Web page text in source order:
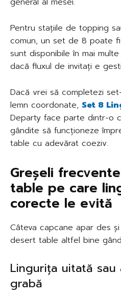
Pentru stațiile de topping
comun, un set de 8 poate
sunt disponibile în mai
dacă fluxul de invitați e
Dacă vrei să completezi
lemn coordonate, Set 8
Departy face parte dintr-o
gândite să funcționeze
table cu adevărat coeziv.
Greșeli
table pe care
corecte le evită
Câteva capcane apar des
desert table altfel bine
Lingurița uitată
grabă